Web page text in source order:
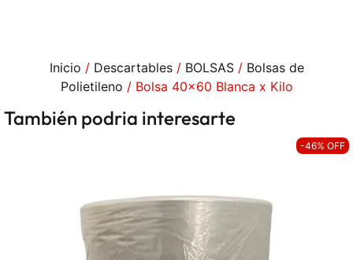
Inicio / Descartables/ BOLSAS/ Bolsas de
Polietileno / Bolsa 40×60 Blanca x Kilo
También podria interesarte
-46% OFF
para obtener un descuento del 10%. Solo podés
usarlo una vez. No acumulable con otras
promociones.